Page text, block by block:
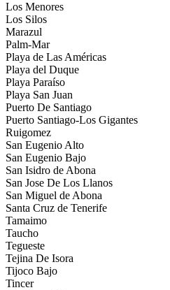
Los Menores
Los Silos
Marazul
Palm-Mar
Playa de Las Américas
Playa del Duque
Playa Paraíso
Playa San Juan
Puerto De Santiago
Puerto Santiago-Los Gigantes
Ruigomez
San Eugenio Alto
San Eugenio Bajo
San Isidro de Abona
San Jose De Los Llanos
San Miguel de Abona
Santa Cruz de Tenerife
Tamaimo
Taucho
Tegueste
Tejina De Isora
Tijoco Bajo
Tincer